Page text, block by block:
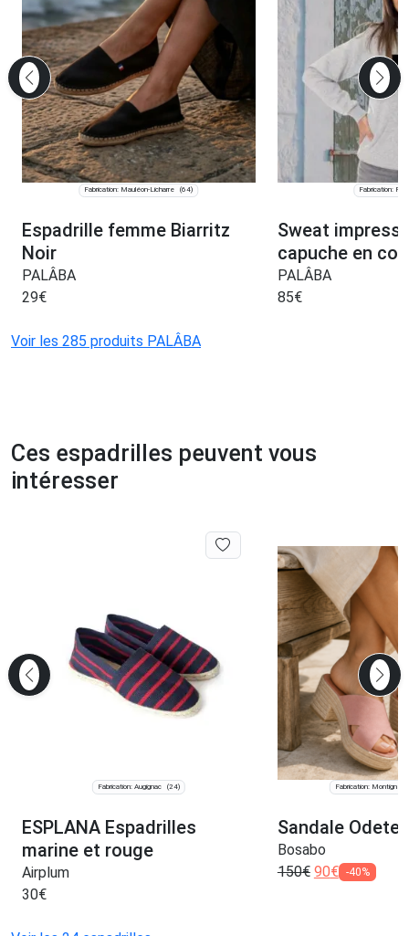
Fabrication: Mauléon-Licharre (64)
Espadrille femme Biarritz
Noir
PALÂBA
29€
Fabrication:
Sweat
capuche en
PALÂBA
85€
Voir les 285 produits PALÂBA
Ces espadrilles peuvent vous
intéresser
Fabrication: Augignac (24)
ESPLANA Espadrilles
marine et rouge
Airplum
30€
Fabrication: Montigné
Sandale Odete
Bosabo
150€ 90€ -40%